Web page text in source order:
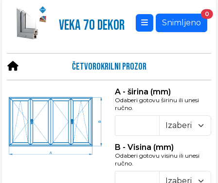
VEKA 70 DEKOR Snimljeno
0
četvorokrilni prozor
A - širina (mm)
Odaberi gotovu širinu ili unesi
ručno.
B - Visina (mm)
Odaberi gotovu visinu ili unesi
ručno.